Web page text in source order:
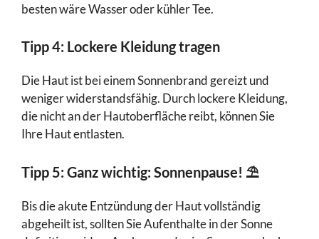
besten wäre Wasser oder kühler Tee.
Tipp 4: Lockere Kleidung tragen
Die Haut ist bei einem Sonnenbrand gereizt und
weniger widerstandsfähig. Durch lockere Kleidung,
die nicht an der Hautoberfläche reibt, können Sie
Ihre Haut entlasten.
Tipp 5: Ganz wichtig: Sonnenpause! ⛱️
Bis die akute Entzündung der Haut vollständig
abgeheilt ist, sollten Sie Aufenthalte in der Sonne